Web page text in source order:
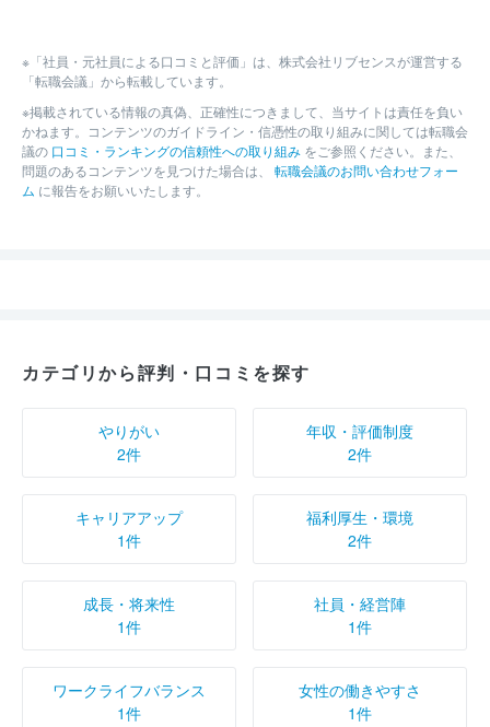
※「社員・元社員による口コミと評価」は、株式会社リブセンスが運営する
「転職会議」から転載しています。
※掲載されている情報の真偽、正確性につきまして、当サイトは責任を負い
かねます。コンテンツのガイドライン・信憑性の取り組みに関しては転職会
議の 口コミ・ランキングの信頼性への取り組み をご参照ください。また、
問題のあるコンテンツを見つけた場合は、 転職会議のお問い合わせフォー
ム に報告をお願いいたします。
カテゴリから評判・口コミを探す
やりがい
2件
年収・評価制度
2件
キャリアアップ
1件
福利厚生・環境
2件
成長・将来性
1件
社員・経営陣
1件
ワークライフバランス
1件
女性の働きやすさ
1件